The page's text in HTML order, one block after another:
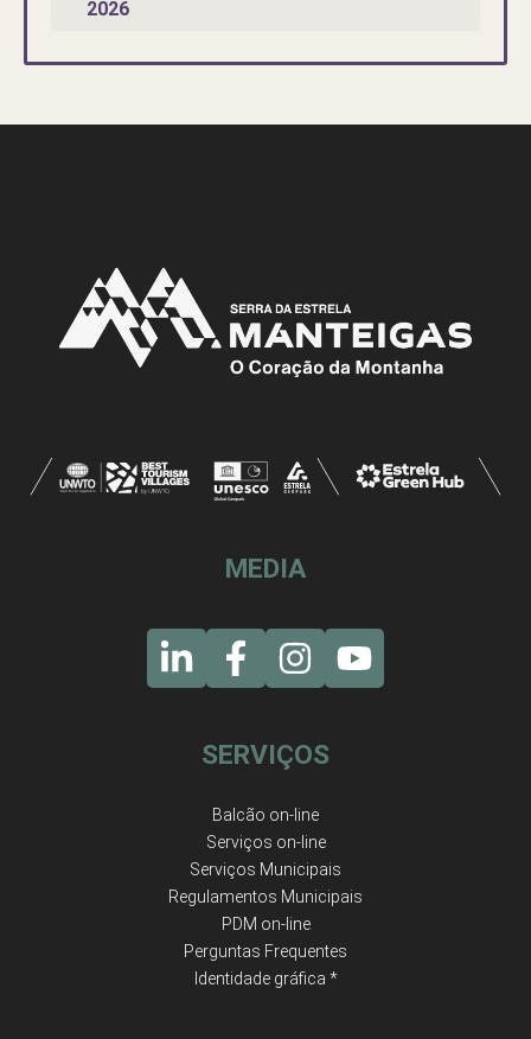
2026
MEDIA
SERVIÇOS
Balcão on-line
Serviços on-line
Serviços Municipais
Regulamentos Municipais
PDM on-line
Perguntas Frequentes
Identidade gráfica *